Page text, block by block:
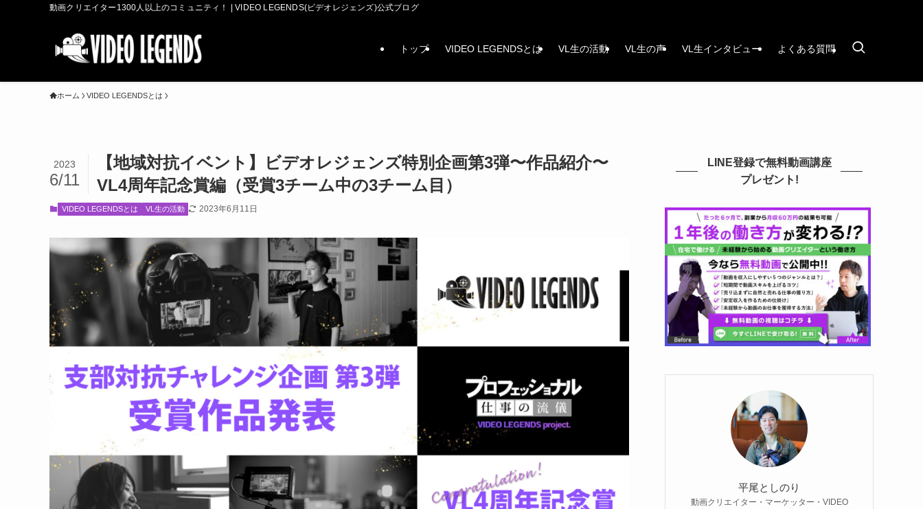
動画クリエイター1300人以上のコミュニティ！ | VIDEO LEGENDS(ビデオレジェンズ)公式ブログ
トップ VIDEO LEGENDSとは VL生の活動 VL生の声 VL生インタビュー よくある質問
ホーム VIDEO LEGENDSとは
【地域対抗イベント】ビデオレジェンズ特別企画第3弾〜作品紹介〜
VL4周年記念賞編（受賞3チーム中の3チーム目）
2023
6/11
VIDEO LEGENDSとは VL生の活動 2023年6月11日
LINE登録で無料動画講座
プレゼント!
平尾としのり
動画クリエイター・マーケッター・VIDEO